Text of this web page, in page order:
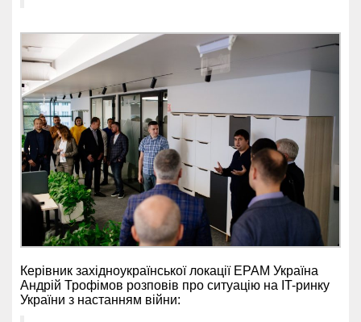
Керівник західноукраїнської локації EPAM Україна
Андрій Трофімов розповів про ситуацію на IT-ринку
України з настанням війни: